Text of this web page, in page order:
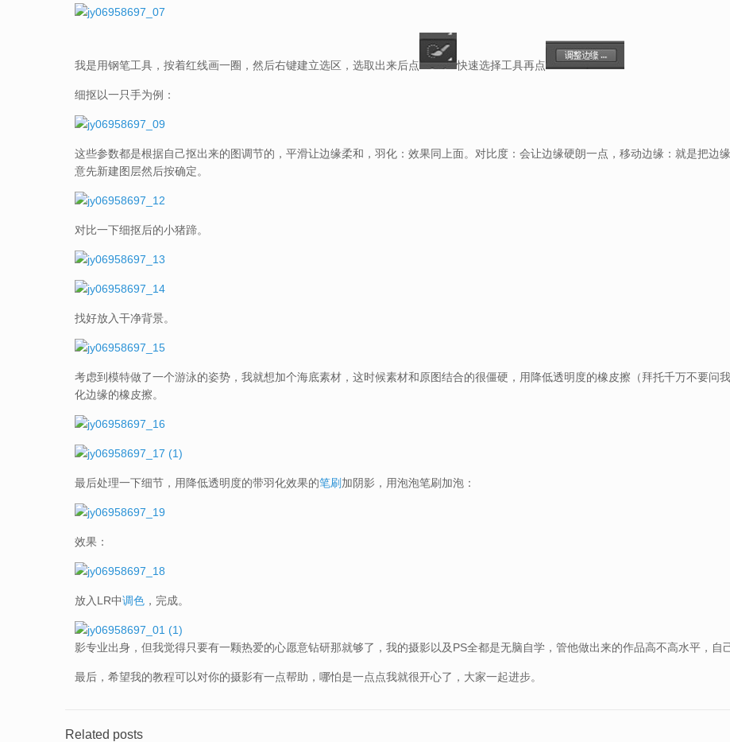
我是用钢笔工具，按着红线画一圈，然后右键建立选区，选取出来后点 快速选择工具再点
细抠以一只手为例：
这些参数都是根据自己抠出来的图调节的，平滑让边缘柔和，羽化：效果同上面。对比度：会让边缘硬朗一点，移动边缘：就是把边
意先新建图层然后按确定。
对比一下细抠后的小猪蹄。
找好放入干净背景。
考虑到模特做了一个游泳的姿势，我就想加个海底素材，这时候素材和原图结合的很僵硬，用降低透明度的橡皮擦（拜托千万不要问
化边缘的橡皮擦。
最后处理一下细节，用降低透明度的带羽化效果的笔刷 加阴影，用泡泡笔刷加泡：
效果：
放入LR中调色，完成。
影专业出身，但我觉得只要有一颗热爱的心愿意钻研那就够了，我的摄影以及PS全都是无脑自学，管他做出来的作品高不高水平，自
最后，希望我的教程可以对你的摄影有一点帮助，哪怕是一点点我就很开心了，大家一起进步。
Related posts